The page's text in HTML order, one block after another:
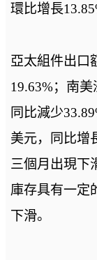
環比增長
亞太組件出口
19.63%；南美
同比減少
美元，同比增
三個月出現下
庫存具有一定
下滑。